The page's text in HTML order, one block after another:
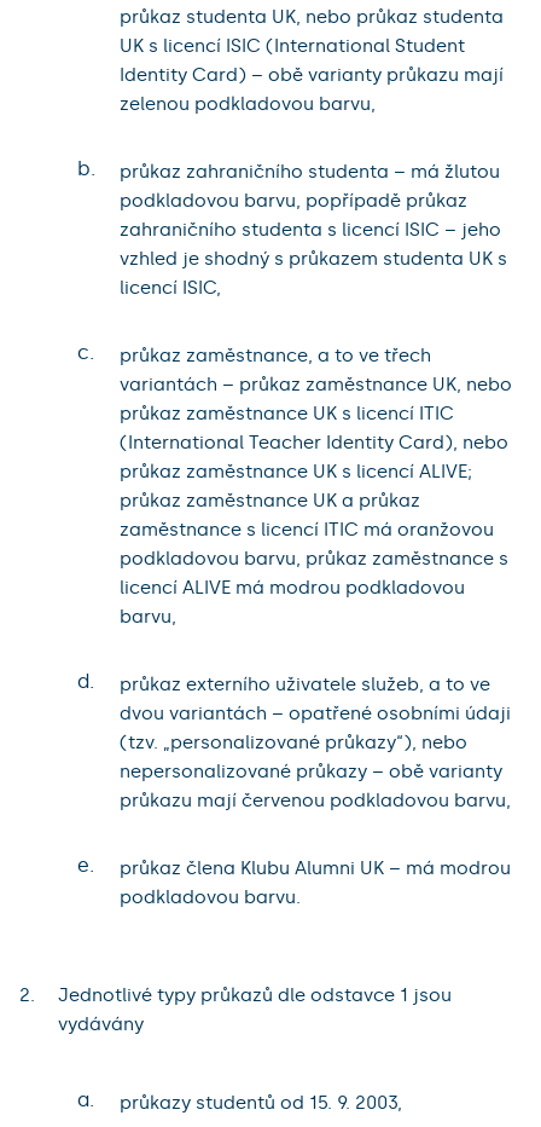
průkaz studenta UK, nebo průkaz studenta
UK s licencí ISIC (International Student
Identity Card) – obě varianty průkazu mají
zelenou podkladovou barvu,
b.
průkaz zahraničního studenta – má žlutou
podkladovou barvu, popřípadě průkaz
zahraničního studenta s licencí ISIC – jeho
vzhled je shodný s průkazem studenta UK s
licencí ISIC,
c.
průkaz zaměstnance, a to ve třech
variantách – průkaz zaměstnance UK, nebo
průkaz zaměstnance UK s licencí ITIC
(International Teacher Identity Card), nebo
průkaz zaměstnance UK s licencí ALIVE;
průkaz zaměstnance UK a průkaz
zaměstnance s licencí ITIC má oranžovou
podkladovou barvu, průkaz zaměstnance s
licencí ALIVE má modrou podkladovou
barvu,
d.
průkaz externího uživatele služeb, a to ve
dvou variantách – opatřené osobními údaji
(tzv. „personalizované průkazy“), nebo
nepersonalizované průkazy – obě varianty
průkazu mají červenou podkladovou barvu,
e.
průkaz člena Klubu Alumni UK – má modrou
podkladovou barvu.
Jednotlivé typy průkazů dle odstavce 1 jsou
vydávány
a. průkazy studentů od 15. 9. 2003,